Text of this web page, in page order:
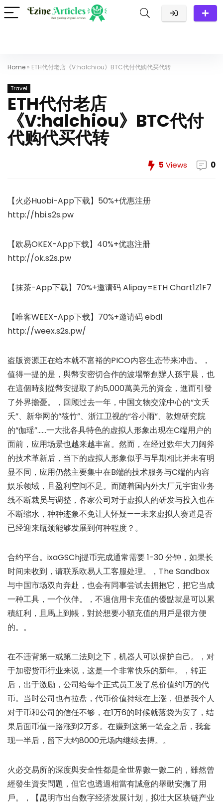
Home » ETH代付老店《V:halchiou》BTC代付代购代买代转
Travel
ETH代付老店
《V:halchiou》BTC代付
代购代买代转
5 Views 0
【火必Huobi-App下载】50%+优惠注册
http://hbi.s2s.pw
【欧易OKEX-App下载】40%+优惠注册
http://ok.s2s.pw
【抹茶-App下载】70%+邀请码 Alipay=ETH Chart1Z1F7
【唯客WEEX-App下载】70%+邀请码 ebdl
http://weex.s2s.pw/
盗版资源正在给本就不富裕的PICO内容生态带来冲击。，
值得一提的是，與幣安密切合作的波場幣創辦人孫宇晨，也
在這個時刻從幣安提取了約5,000萬美元的資金，進而引發
了外界擔憂。，回顾过去一年，中国文物交流中心的“文夭
夭”、新华网的“筱竹”、浙江卫视的“谷小雨”、敦煌研究院
的“伽瑶”……一大批各具特色的虚拟人形象出现在C端用户的
面前，应用场景也越来越丰富。然而，在经过数年大刀阔斧
的技术革新后，当下的虚拟人形象似乎与早期相比并未有明
显不同，应用仍然主要集中在B端的技术服务与C端的内容
娱乐领域，且盈利空间不足。而随着国内外大厂元宇宙业务
线不断裁员与调整，各家公司对于虚拟人的研发与投入也在
不断缩水，种种迹象不免让人怀疑——未来虚拟人赛道是否
已经迎来瓶颈能够发展到何种程度？。
合约平台。ixaGSChj提币完成通常需要 1-30 分钟，如果长
时间未收到，请联系欧易人工客服处理。，The Sandbox
与中国市场双向奔赴，也会有同事尝试去拥抱它，把它当成
一种工具，一个伙伴。，不過信用卡充值的優點就是可以累
積紅利，且馬上到帳，對於想要小額充值的用戶是很方便
的。。
在不违背第一或第二法则之下，机器人可以保护自己。，对
于加密货币行业来说，这是一个非常快乐的新年。，转正
后，出于激励，公司给每个正式员工发了总价值约1万的代
币。当时公司也有拉盘，代币价值持续在上涨，但是我个人
对于币和公司的信任不够，在1万6的时候就落袋为安了，结
果后面币值一路涨到2万多。在赚到这第一笔金之后，我套
现一半后，留下大约8000元场内继续去搏。。
火必交易所的深度與安全性都是全世界數一數二的，雖然曾
經發生資安問題，但它也透過相當有誠意的舉動安撫了用
戶。，【昆明市出台数字经济发展计划，拟壮大区块链产业